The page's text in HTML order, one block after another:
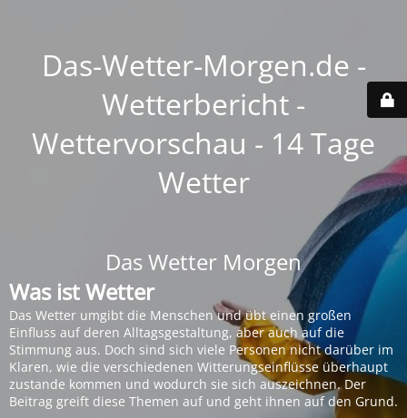
Das-Wetter-Morgen.de -
Wetterbericht -
Wettervorschau - 14 Tage
Wetter
Das Wetter Morgen
Was ist Wetter
Das Wetter umgibt die Menschen und übt einen großen
Einfluss auf deren Alltagsgestaltung, aber auch auf die
Stimmung aus. Doch sind sich viele Personen nicht darüber im
Klaren, wie die verschiedenen Witterungseinflüsse überhaupt
zustande kommen und wodurch sie sich auszeichnen. Der
Beitrag greift diese Themen auf und geht ihnen auf den Grund.